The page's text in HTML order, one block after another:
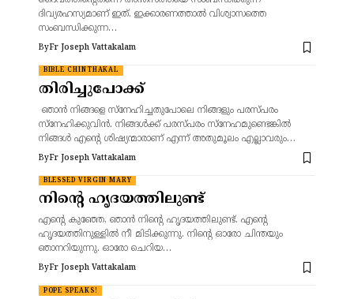
ദിവ്യരഹസ്യമാണ് ഇത്. ഇക്കാരണത്താൽ വിശ്വാസത്തെ
സംബന്ധിക്കുന്ന…
ByFr Joseph Vattakalam
BIBLE CHINTHAKAL
തിരിച്ചുപോക്ക്
ഞാൻ നിങ്ങളെ സ്നേഹിച്ചതുപോലെ നിങ്ങളും പരസ്പരം
സ്നേഹിക്കുവിൻ. നിങ്ങൾക്ക് പരസ്പരം സ്നേഹമുണ്ടെങ്കിൽ
നിങ്ങൾ എന്റെ ശിഷ്യന്മാരാണ് എന്ന് അതുമൂലം എല്ലാവരും…
ByFr Joseph Vattakalam
BLESSED VIRGIN MARY
നിന്റെ ഹൃദയത്തിലുണ്ട്
എന്റെ കുഞ്ഞേ, ഞാൻ നിന്റെ ഹൃദയത്തിലുണ്ട്. എന്റെ
ഹൃദയത്തിനുള്ളിൽ നീ മിടിക്കുന്നു. നിന്റെ ഓരോ ചിന്തയും
ഞാനറിയുന്നു. ഓരോ ചെറിയ…
ByFr Joseph Vattakalam
POPE SPEAKS!